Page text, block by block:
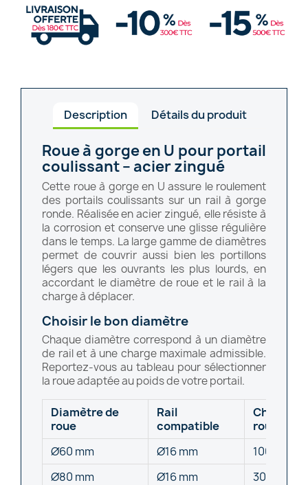
Description Détails du produit
Roue à gorge en U pour portail
coulissant – acier zingué
Cette roue à gorge en U assure le roulement
des portails coulissants sur un rail à gorge
ronde. Réalisée en acier zingué, elle résiste à
la corrosion et conserve une glisse régulière
dans le temps. La large gamme de diamètres
permet de couvrir aussi bien les portillons
légers que les ouvrants les plus lourds, en
accordant le diamètre de roue et le rail à la
charge à déplacer.
Choisir le bon diamètre
Chaque diamètre correspond à un diamètre
de rail et à une charge maximale admissible.
Reportez-vous au tableau pour sélectionner
la roue adaptée au poids de votre portail.
Diamètre de
roue
Rail
compatible
Charge
roue
Ø60 mm
Ø16 mm
100 kg
Ø80 mm
Ø16 mm
300 kg